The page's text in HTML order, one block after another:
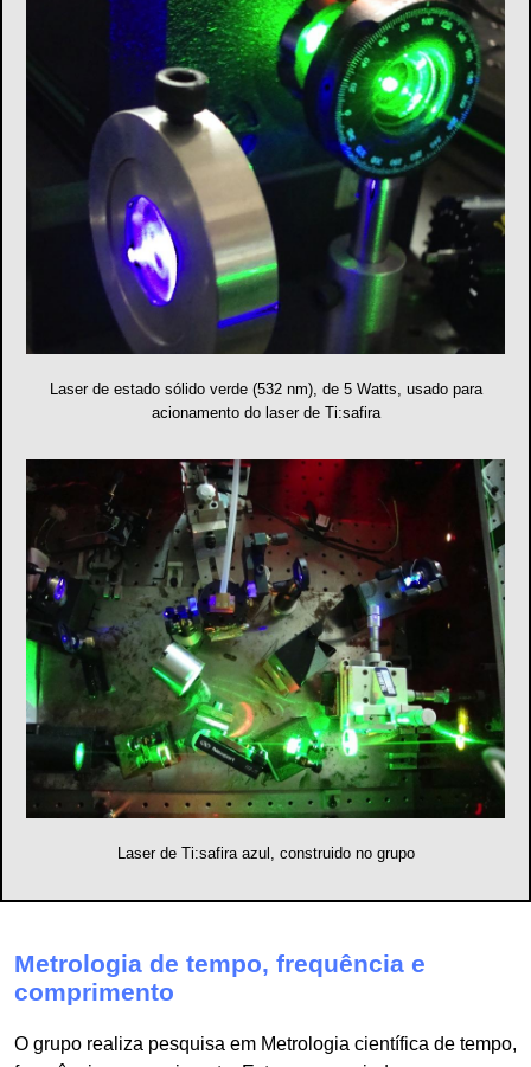
Laser de estado sólido verde (532 nm), de 5 Watts, usado para
acionamento do laser de Ti:safira
Laser de Ti:safira azul, construido no grupo
Metrologia de tempo, frequência e
comprimento
O grupo realiza pesquisa em Metrologia científica de tempo,